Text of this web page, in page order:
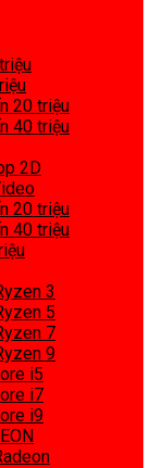
20 triệu
40 triệu
2D
20 triệu
40 triệu
3
5
7
9
i5
i7
i9